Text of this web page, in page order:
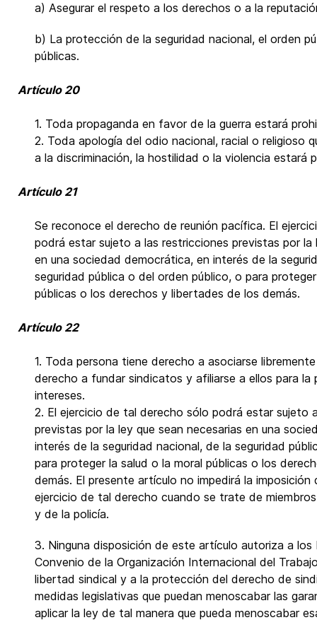
a) Asegurar el respeto a los derechos o a la
b) La protección de la seguridad nacional, el orden
públicas.
Artículo 20
1. Toda propaganda en favor de la guerra estará
2. Toda apología del odio nacional, racial o religioso
a la discriminación, la hostilidad o la violencia estará
Artículo 21
Se reconoce el derecho de reunión pacífica. El
podrá estar sujeto a las restricciones previstas por la
en una sociedad democrática, en interés de la
seguridad pública o del orden público, o para
públicas o los derechos y libertades de los demás.
Artículo 22
1. Toda persona tiene derecho a asociarse
derecho a fundar sindicatos y afiliarse a ellos para la
intereses.
2. El ejercicio de tal derecho sólo podrá estar sujeto
previstas por la ley que sean necesarias en una
interés de la seguridad nacional, de la seguridad
para proteger la salud o la moral públicas o los
demás. El presente artículo no impedirá la imposición
ejercicio de tal derecho cuando se trate de
y de la policía.
3. Ninguna disposición de este artículo autoriza a
Convenio de la Organización Internacional del
libertad sindical y a la protección del derecho de
medidas legislativas que puedan menoscabar las
aplicar la ley de tal manera que pueda menoscabar